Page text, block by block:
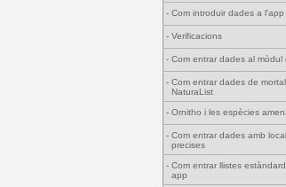
- Com introduir dades a l'app
- Verificacions
- Com entrar dades al mòdul
- Com entrar dades de
NaturaList
- Ornitho i les espècies
- Com entrar dades amb
precises
- Com entrar llistes
app